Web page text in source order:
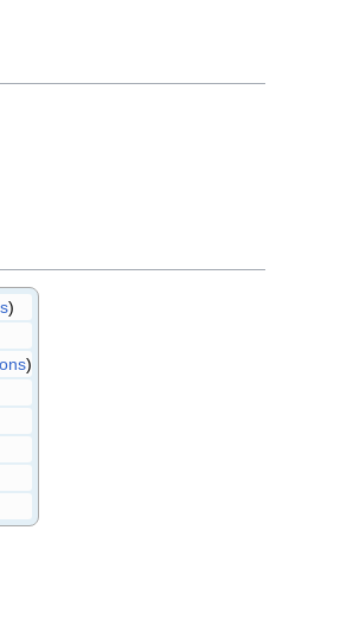
)
)